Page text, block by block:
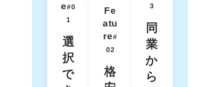
e#0
1
選
択
で
Fe
atu
re#
02
格
3
同
業
か
ら